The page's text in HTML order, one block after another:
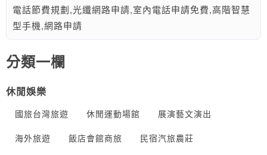
電話節費規劃,光纖網路申請,室內電話申請免費,高階智慧
型手機,網路申請
分類一欄
休閒娛樂
國旅台灣旅遊 休閒運動場館 展演藝文演出
海外旅遊 飯店會館商旅 民宿汽旅農莊